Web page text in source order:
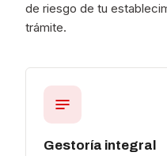
de riesgo de tu
trámite.
Gestoría integral